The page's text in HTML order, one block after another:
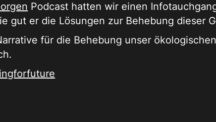
Podcast hatten wir einen
gut er die Lösungen zur Behebung dieser
für die Behebung unser